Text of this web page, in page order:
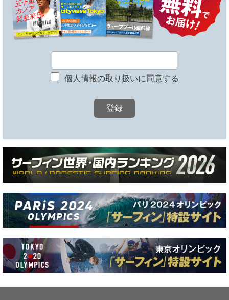
個人情報の取り扱いに同意する